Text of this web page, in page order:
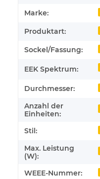
Marke:
Produktart:
Sockel/Fassung:
EEK Spektrum:
Durchmesser:
Anzahl der
Einheiten:
Stil:
Max. Leistung
(W):
WEEE-Nummer: